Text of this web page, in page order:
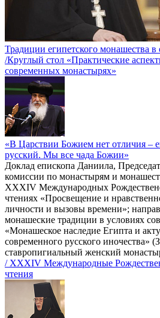
Традиции египетского монашества
/Круглый стол «Практические
современных монастырях»
«В Царствии Божием нет отличия –
русский. Мы все чада Божии»
Доклад епископа Даниила,
комиссии по монастырям и
XXXIV Международных
чтениях «Просвещение и
личности и вызовы времени»;
монашеские традиции в условиях
«Монашеское наследие Египта и
современного русского иночества»
ставропигиальный женский
/ XXXIV Международные
чтения